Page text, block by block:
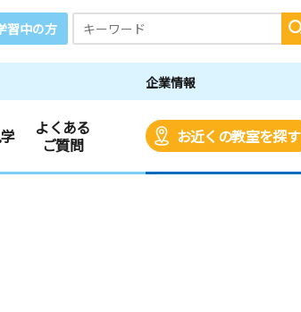
習中の方
企業情報
よくある
ご質問
お近くの教室を探す